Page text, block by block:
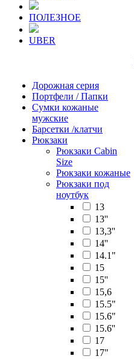
ПОЛЕЗНОЕ
UBER
Дорожная серия
Портфели / Папки
Сумки кожаные
мужские
Барсетки /клатчи
Рюкзаки
Рюкзаки Сabin
Size
Рюкзаки кожаные
Рюкзаки под
ноутбук
13
13''
13,3''
14''
14.1"
15
15''
15,6
15.5"
15.6"
15.6''
17
17"